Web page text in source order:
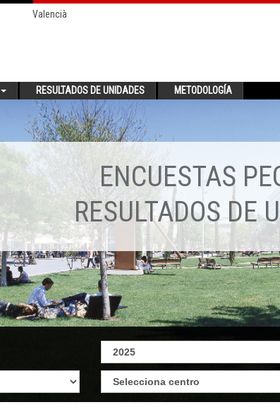
Valencià
RESULTADOS DE UNIDADES METODOLOGÍA
ENCUESTAS
RESULTADOS DE